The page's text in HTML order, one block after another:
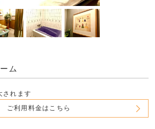
ム
れます
ご利用料金はこちら